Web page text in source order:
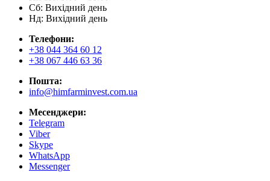
Сб: Вихідний день
Нд: Вихідний день
Телефони:
+38 044 364 60 12
+38 067 446 63 36
Пошта:
info@himfarminvest.com.ua
Месенджери:
Telegram
Viber
Skype
WhatsApp
Messenger